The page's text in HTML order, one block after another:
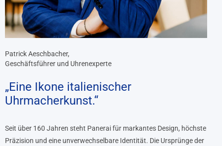
Patrick Aeschbacher,
Geschäftsführer und Uhrenexperte
„Eine Ikone italienischer
Uhrmacherkunst.“
Seit über 160 Jahren steht Panerai für markantes Design, höchste
Präzision und eine unverwechselbare Identität. Die Ursprünge der